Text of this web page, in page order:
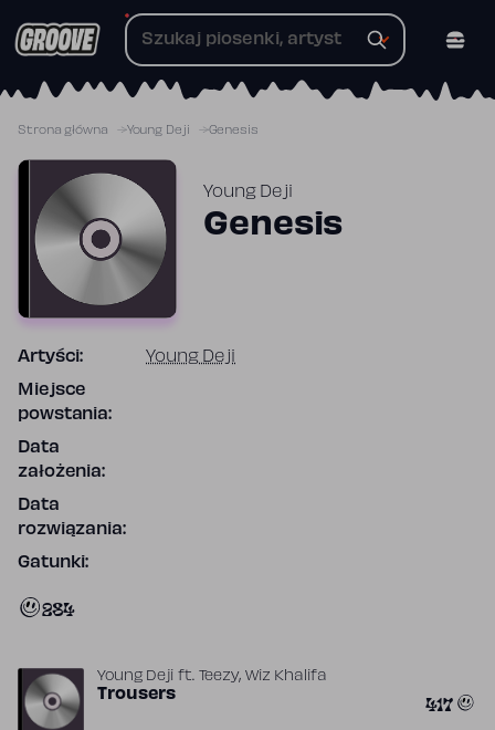
do
Strona główna Young Deji Genesis
Young Deji
Genesis
Artyści: Young Deji
Miejsce
powstania:
Data
założenia:
Data
rozwiązania:
Gatunki:
284
Young Deji ft. Teezy, Wiz Khalifa
Trousers 417